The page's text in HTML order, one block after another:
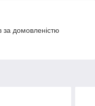
за домовленістю